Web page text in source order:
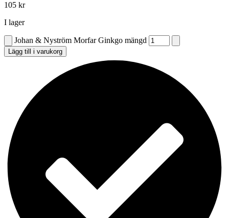
105 kr
I lager
Johan & Nyström Morfar Ginkgo mängd
Lägg till i varukorg